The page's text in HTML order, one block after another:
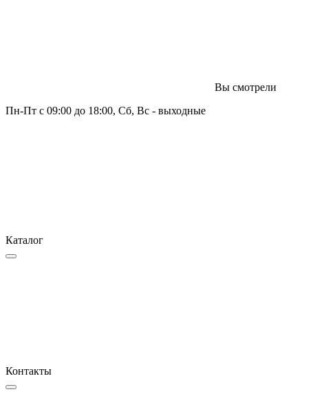
Вы смотрели
Пн-Пт с 09:00 до 18:00, Сб, Вс - выходные
Каталог
Контакты